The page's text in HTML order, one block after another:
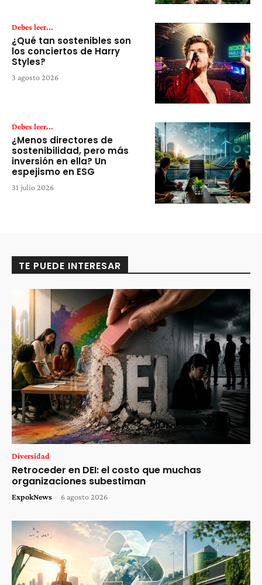
Debes leer...
¿Qué tan sostenibles son
los conciertos de Harry
Styles?
3 agosto 2026
Debes leer...
¿Menos directores de
sostenibilidad, pero más
inversión en ella? Un
espejismo en ESG
31 julio 2026
TE PUEDE INTERESAR
Diversidad
Retroceder en DEI: el costo que muchas
organizaciones subestiman
ExpokNews - 6 agosto 2026